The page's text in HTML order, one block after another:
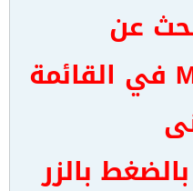
عن
MenuShowDelay في القائمة
بالزر